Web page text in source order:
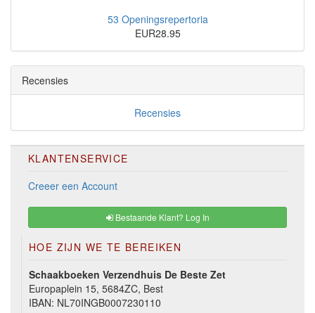
53 Openingsrepertoria
EUR28.95
Recensies
Recensies
KLANTENSERVICE
Creeer een Account
Bestaande Klant? Log In
HOE ZIJN WE TE BEREIKEN
Schaakboeken Verzendhuis De Beste Zet
Europaplein 15, 5684ZC, Best
IBAN: NL70INGB0007230110